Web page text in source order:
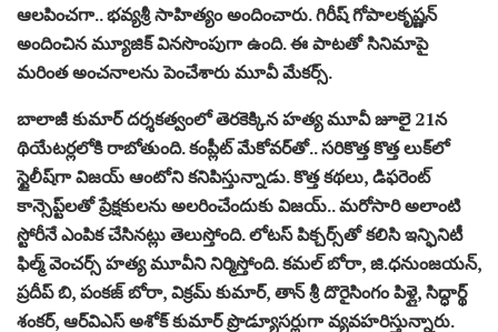
ఆలపించగా.. భవ్యశ్రీ సాహిత్యం అందించారు. గిరీష్ గోపాలకృష్ణన్
అందించిన మ్యూజిక్ వినసొంపుగా ఉంది. ఈ పాటతో సినిమాపై
మరింత అంచనాలను పెంచేశారు మూవీ మేకర్స్.
బాలాజీ కుమార్ దర్శకత్వంలో తెరకెక్కిన హత్య మూవీ జూలై 21న
థియేటర్లలోకి రాబోతుంది. కంప్లీట్ మేకోవర్‌తో.. సరికొత్త కొత్త లుక్‌లో
స్టైలీష్‌గా విజయ్ ఆంటోని కనిపిస్తున్నాడు. కొత్త కథలు, డిఫరెంట్
కాన్సెప్ట్‌లతో ప్రేక్షకులను అలరించేందుకు విజయ్.. మరోసారి అలాంటి
స్టోరీనే ఎంపిక చేసినట్లు తెలుస్తోంది. లోటస్ పిక్చర్స్‌తో కలిసి ఇన్ఫినిటీ
ఫిల్మ్ వెంచర్స్ హత్య మూవీని నిర్మిస్తోంది. కమల్ బోరా, జి.ధనుంజయన్,
ప్రదీప్ బి, పంకజ్ బోరా, విక్రమ్ కుమార్, తాన్ శ్రీ దొరైసింగం పిళ్లై, సిద్ధార్థ్
శంకర్, ఆర్‌విఎస్ అశోక్ కుమార్ ప్రొడ్యూసర్లుగా వ్యవహరిస్తున్నారు.